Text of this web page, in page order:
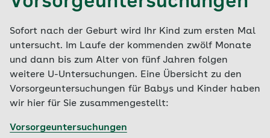
Sofort nach der Geburt wird Ihr Kind zum ersten Mal
untersucht. Im Laufe der kommenden zwölf Monate
und dann bis zum Alter von fünf Jahren folgen
weitere U-Untersuchungen. Eine Übersicht zu den
Vorsorgeuntersuchungen für Babys und Kinder haben
wir hier für Sie zusammengestellt:
Vorsorgeuntersuchungen